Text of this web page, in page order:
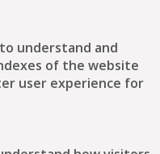
understand and
of the website
user experience for